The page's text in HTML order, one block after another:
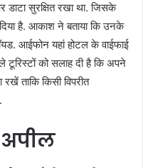
डाटा सुरक्षित रखा था. जिसके
है. आकाश ने बताया कि उनके
आईफोन यहां होटल के वाईफाई
को सलाह दी है कि अपने
ताकि किसी विपरीत